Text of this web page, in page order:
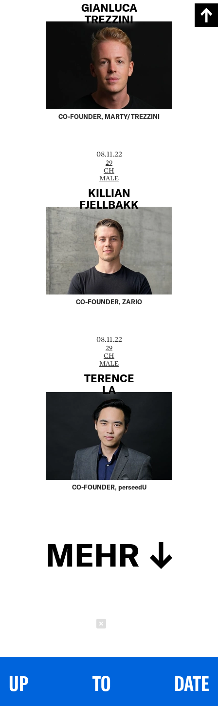
GIANLUCA
TREZZINI
CO-FOUNDER, MARTY/TREZZINI
08.11.22
29
CH
MALE
KILLIAN
FJELLBAKK
CO-FOUNDER, ZARIO
08.11.22
29
CH
MALE
TERENCE
LA
CO-FOUNDER, perseedU
MEHR
UP TO DATE